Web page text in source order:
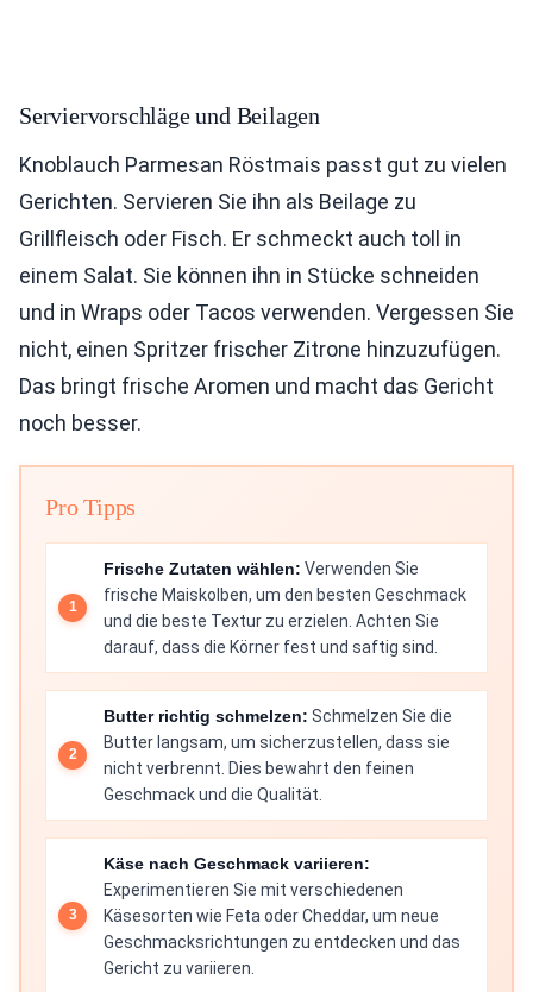
Serviervorschläge und Beilagen
Knoblauch Parmesan Röstmais passt gut zu vielen
Gerichten. Servieren Sie ihn als Beilage zu
Grillfleisch oder Fisch. Er schmeckt auch toll in
einem Salat. Sie können ihn in Stücke schneiden
und in Wraps oder Tacos verwenden. Vergessen Sie
nicht, einen Spritzer frischer Zitrone hinzuzufügen.
Das bringt frische Aromen und macht das Gericht
noch besser.
Pro Tipps
Frische Zutaten wählen: Verwenden Sie
frische Maiskolben, um den besten Geschmack
und die beste Textur zu erzielen. Achten Sie
darauf, dass die Körner fest und saftig sind.
Butter richtig schmelzen: Schmelzen Sie die
Butter langsam, um sicherzustellen, dass sie
nicht verbrennt. Dies bewahrt den feinen
Geschmack und die Qualität.
Käse nach Geschmack variieren:
Experimentieren Sie mit verschiedenen
Käsesorten wie Feta oder Cheddar, um neue
Geschmacksrichtungen zu entdecken und das
Gericht zu variieren.